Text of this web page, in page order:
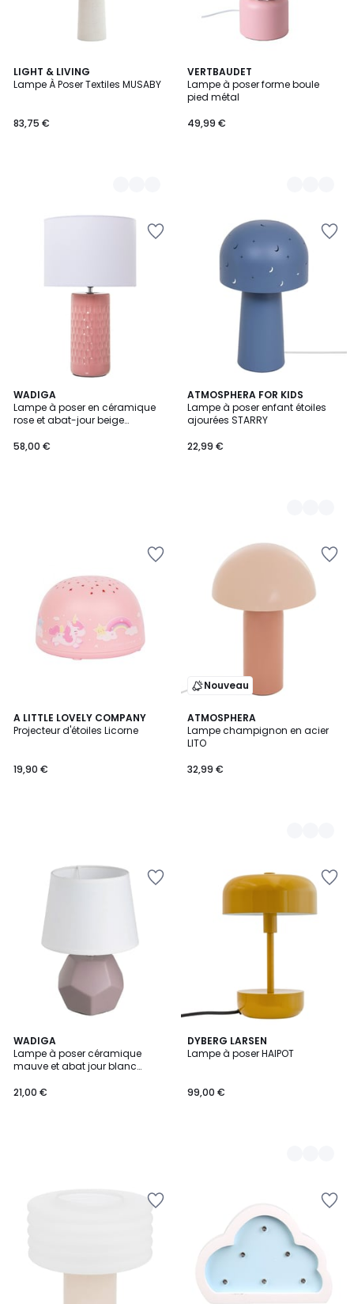
LIGHT & LIVING
Lampe À Poser Textiles MUSABY
83,75 €
4
Couleurs
VERTBAUDET
Lampe à poser forme boule
pied métal
49,99 €
2
Couleurs
WADIGA
Lampe à poser en céramique
rose et abat-jour beige
58,00 €
ATMOSPHERA FOR KIDS
Lampe à poser enfant étoiles
ajourées STARRY
22,99 €
2
Couleurs
A LITTLE LOVELY COMPANY
Projecteur d'étoiles Licorne
19,90 €
Nouveau
ATMOSPHERA
Lampe champignon en acier
LITO
32,99 €
6
Couleurs
WADIGA
Lampe à poser céramique
mauve et abat jour blanc
21,00 €
DYBERG LARSEN
Lampe à poser HAIPOT
99,00 €
7
Couleurs